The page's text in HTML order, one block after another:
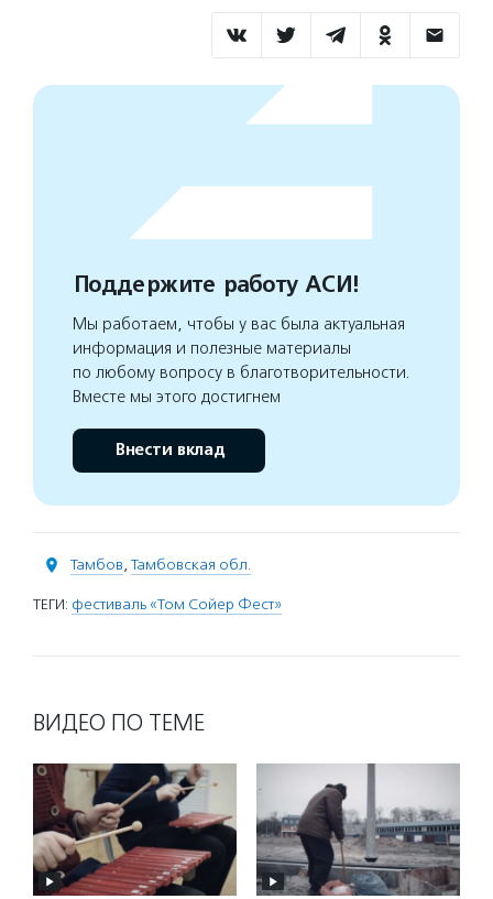
Поддержите работу АСИ!
Мы работаем, чтобы у вас была актуальная
информация и полезные материалы
по любому вопросу в благотворительности.
Вместе мы этого достигнем
Внести вклад
Тамбов, Тамбовская обл.
ТЕГИ: фестиваль «Том Сойер Фест»
ВИДЕО ПО ТЕМЕ